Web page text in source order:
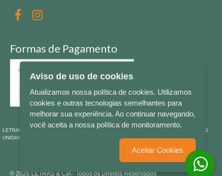
Formas de Pagamento
LETRAS & CIA - CNPJ n° 88.587.548/0001-20 - Térreo Bourbon Shopping - AV. NAÇÕES
UNIDAS , 2001 - Lojas 1064/1065 - RIO BRANCO - - NOVO HAMBURGO - RS
© 2026 LETRAS & CIA - Todos os Direitos Reservados
Aviso de uso de cookies
Atualizamos nossa política de cookies. Utilizamos
cookies e outras tecnologias semelhantes para
melhorar sua experiência. Ao continuar navegando,
você aceita a nossa política de monitoramento.
Aceitar Cookies